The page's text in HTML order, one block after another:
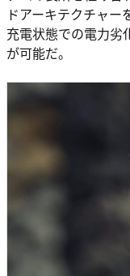
ドアーキテクチャー
充電状態での電力劣
が可能だ。